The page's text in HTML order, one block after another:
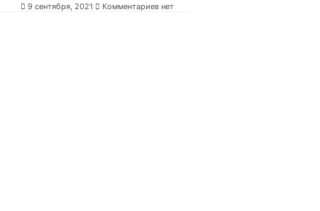
9 сентября, 2021 Комментариев нет